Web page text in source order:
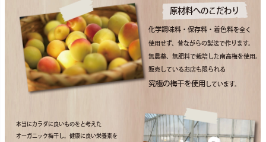
原材料へのこだわり
化学調味料・保存料・着色料を全く
使用せず、昔ながらの製法で作ります。
無農薬、無肥料で栽培した南高梅を使用。
販売しているお店も限られる
究極の梅干を使用 しています。
本当にカラダに良いものをと考えた
オーガニック梅干し。健康に良い栄養素を